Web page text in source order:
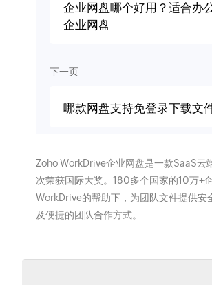
企业网盘哪个好用？适合办
企业网盘
下一页
哪款网盘支持免登录下载文
Zoho WorkDrive企业网盘是一款SaaS云
次荣获国际大奖。180多个国家的10万+
WorkDrive的帮助下，为团队文件提供安
及便捷的团队合作方式。